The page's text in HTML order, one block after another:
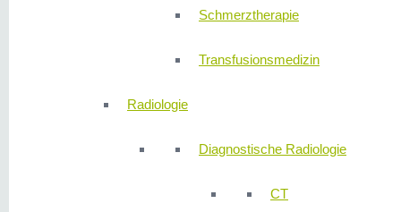
Schmerztherapie
Transfusionsmedizin
Radiologie
Diagnostische Radiologie
CT